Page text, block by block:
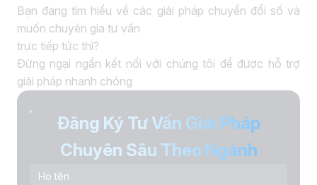
Bạn đang tìm hiểu về các giải pháp chuyển đổi số và
muốn chuyên gia tư vấn
trực tiếp tức thì?
Đừng ngại ngần kết nối với chúng tôi để được hỗ trợ
giải pháp nhanh chóng
Đăng Ký Tư Vấn Giải Pháp
Chuyên Sâu Theo Ngành